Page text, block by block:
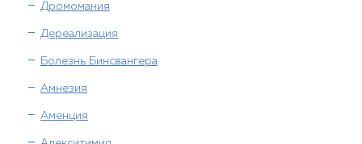
Дромомания
Дереализация
Болезнь Бинсвангера
Амнезия
Аменция